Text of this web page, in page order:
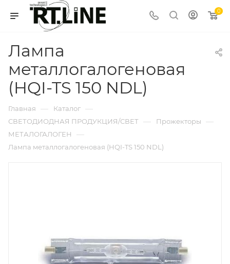
0
Лампа
металлогалогеновая
(HQI-TS 150 NDL)
Главная — Каталог —
СВЕТОДИОДНАЯ ПРОДУКЦИЯ/СВЕТ — Прожекторы —
МЕТАЛОГАЛОГЕН —
Лампа металлогалогеновая (HQI-TS 150 NDL)